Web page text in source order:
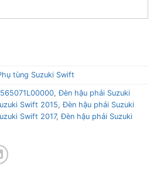
tùng Suzuki Swift
,Đèn hậu phải Suzuki
Swift 2015,Đèn hậu phải Suzuki
Swift 2017,Đèn hậu phải Suzuki